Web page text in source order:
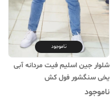
ناموجود
شلوار جین اسلیم فیت مردانه آبی
یخی سنگشور فول کش
ناموجود